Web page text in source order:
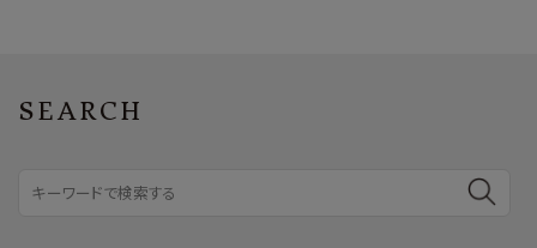
SEARCH